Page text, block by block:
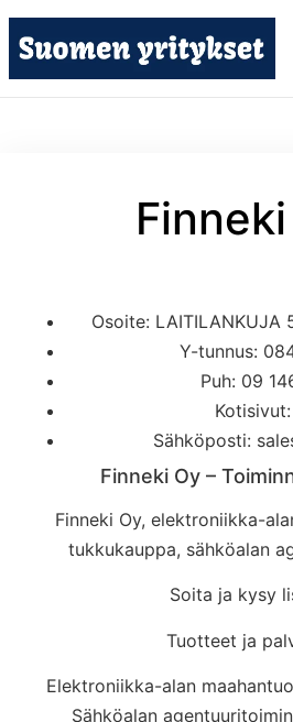
Osoite: LAITILANKUJA
Y-tunnus:
Puh: 09
Sähköposti:
Finneki Oy –
Finneki Oy, elektroniikka-
tukkukauppa, sähköalan
Soita ja kysy
Tuotteet ja
Elektroniikka-alan
Sähköalan